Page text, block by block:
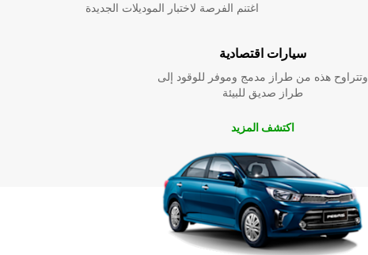
اغتنم الفرصة لاختبار الموديلات الجديدة
سيارات اقتصادية
وتتراوح هذه من طراز مدمج وموفر للوقود إلى
طراز صديق للبيئة
اكتشف المزيد